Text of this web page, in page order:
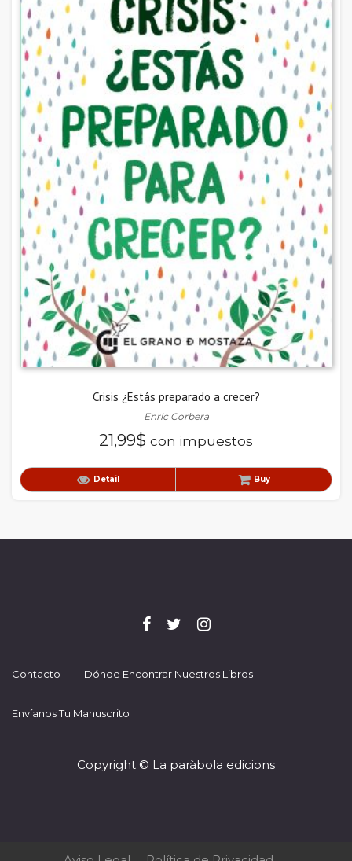
Crisis ¿Estás preparado a crecer?
Enric Corbera
21,99$ con impuestos
Detail Buy
Contacto Dónde Encontrar Nuestros Libros
Envíanos Tu Manuscrito
Copyright © La paràbola edicions